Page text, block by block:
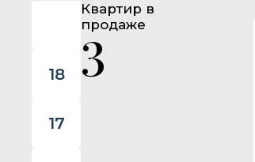
17
18
Квартир в
продаже
3